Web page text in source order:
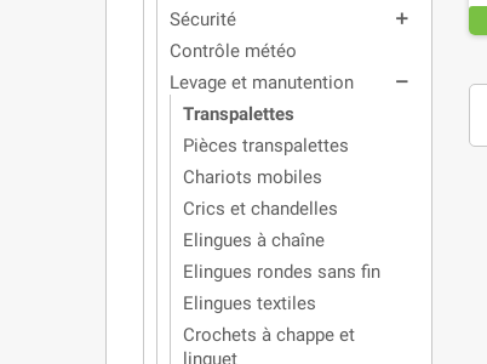
Sécurité add
Contrôle météo
Levage et manutention
remove
Transpalettes
Pièces transpalettes
Chariots mobiles
Crics et chandelles
Elingues à chaîne
Elingues rondes sans fin
Elingues textiles
Crochets à chappe et
linguet